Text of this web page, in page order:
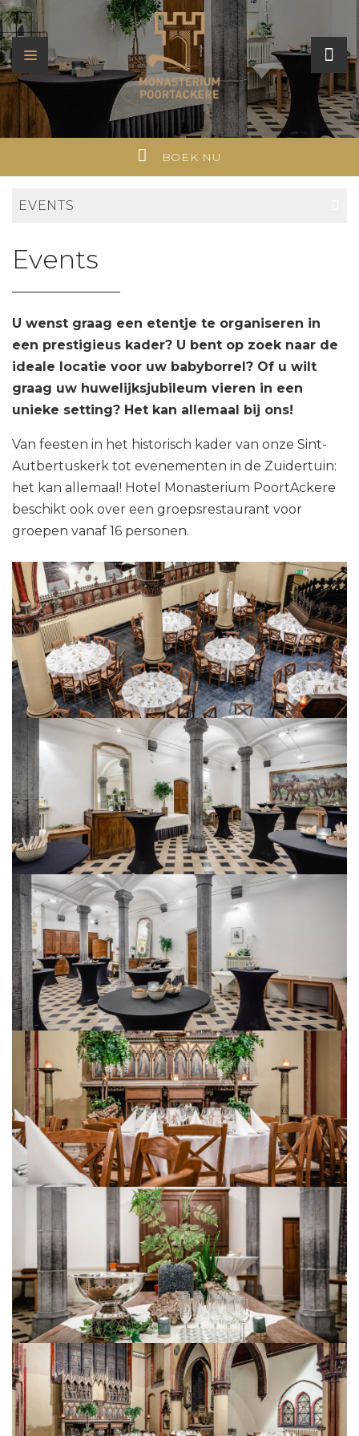
BOEK NU
EVENTS
Events
U wenst graag een etentje te organiseren in
een prestigieus kader? U bent op zoek naar de
ideale locatie voor uw babyborrel? Of u wilt
graag uw huwelijksjubileum vieren in een
unieke setting? Het kan allemaal bij ons!
Van feesten in het historisch kader van onze Sint-
Autbertuskerk tot evenementen in de Zuidertuin:
het kan allemaal! Hotel Monasterium PoortAckere
beschikt ook over een groepsrestaurant voor
groepen vanaf 16 personen.